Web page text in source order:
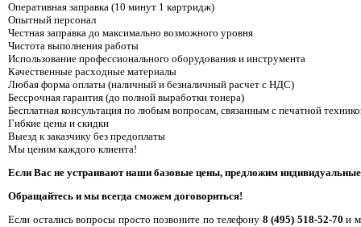
Оперативная заправка (10 минут 1 картридж)
Опытный персонал
Честная заправка до максимально возможного уровня
Чистота выполнения работы
Использование профессионального оборудования и инструмента
Качественные расходные материалы
Любая форма оплаты (наличный и безналичный расчет с НДС)
Бессрочная гарантия (до полной выработки тонера)
Бесплатная консультация по любым вопросам, связанным с печатной
Гибкие цены и скидки
Выезд к заказчику без предоплаты
Мы ценим каждого клиента!
Если Вас не устраивают наши базовые цены, предложим
Обращайтесь и мы всегда сможем договориться!
Если остались вопросы просто позвоните по телефону 8 (495) 518-52-70 и